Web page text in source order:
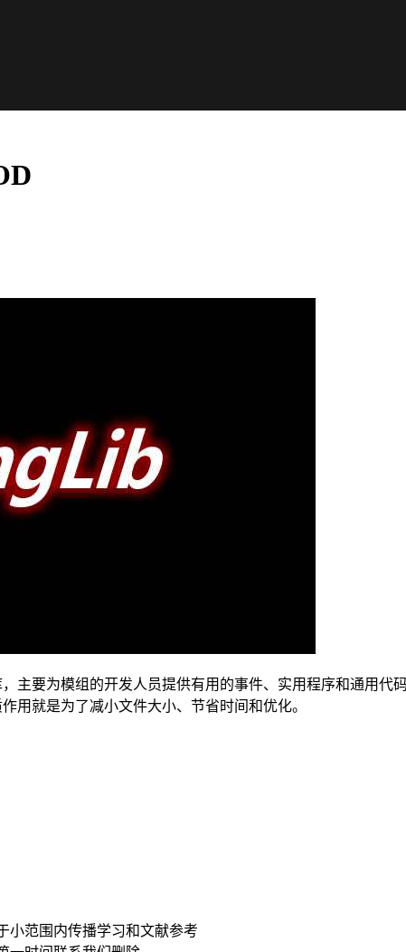
主要为模组的开发人员提供有用的事件、实用程序和通用
用就是为了减小文件大小、节省时间和优化。
小范围内传播学习和文献参考